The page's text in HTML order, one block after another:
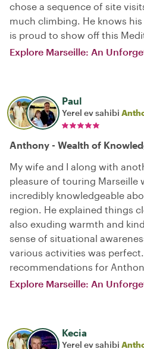
chose a sequence of site
much climbing. He knows
is proud to show off this
Explore Marseille: An
Paul
Yerel ev sahibi
Anthony - Wealth of
My wife and I along with
pleasure of touring Marseille
incredibly knowledgeable
region. He explained things
also exuding warmth and
sense of situational
various activities was
recommendations for
Explore Marseille: An
Kecia
Yerel ev sahibi